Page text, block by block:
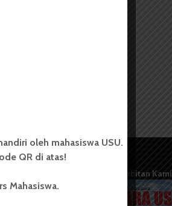
Terbitan Kami
oleh mahasiswa USU.
QR di atas!
Mahasiswa.